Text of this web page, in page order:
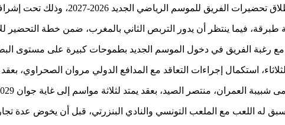
فيما ينتظر أن يدور التربص الثاني بالمغرب، ضمن خطة التحضير
رغبة الفريق في دخول الموسم الجديد بطموحات كبيرة على مستوى
استكمال إجراءات التعاقد مع المدافع الدولي مروان الصحراوي،
العمران، منتصر الصيد، بعقد يمتد لثلاثة مواسم إلى غاية جوان 2029.
له اللعب مع الملعب التونسي والنادي البنزرتي، قبل أن يخوض عدة